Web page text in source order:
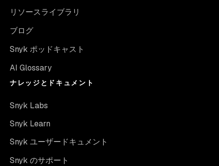
リソースライブラリ
ブログ
Snyk ポッドキャスト
AI Glossary
ナレッジとドキュメント
Snyk Labs
Snyk Learn
Snyk ユーザードキュメント
Snyk のサポート